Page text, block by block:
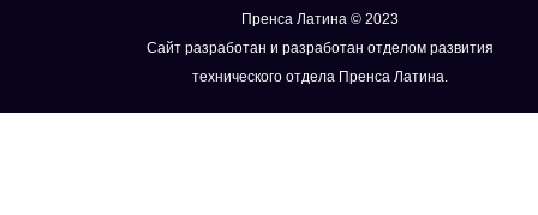
Пренса Латина © 2023
Сайт разработан и разработан отделом развития
технического отдела Пренса Латина.